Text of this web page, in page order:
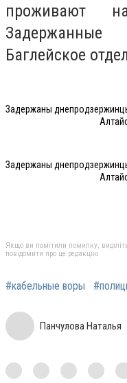
проживают
Баглейское
Задержаны
Задержаны
Якщо ви помітили помилку,
повідомити про це редакцію
#кабельные воры
Панчулова Наталья